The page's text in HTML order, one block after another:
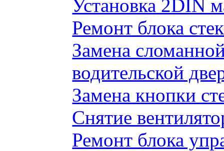
Установка 2DIN
Ремонт блока
Замена
водительской
Замена кнопки
Снятие
Ремонт блока